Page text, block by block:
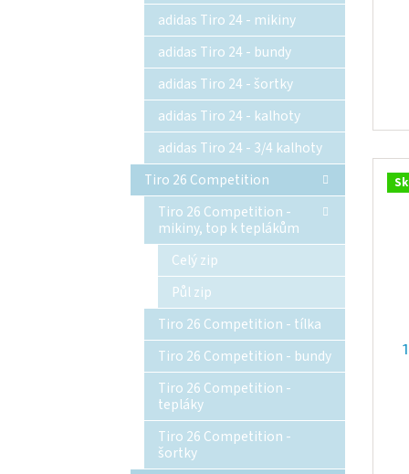
adidas Tiro 24 - mikiny
adidas Tiro 24 - bundy
adidas Tiro 24 - šortky
adidas Tiro 24 - kalhoty
adidas Tiro 24 - 3/4 kalhoty
Tiro 26 Competition
Tiro 26 Competition -
mikiny, top k teplákům
Celý zip
Půl zip
Tiro 26 Competition - tílka
Tiro 26 Competition - bundy
Tiro 26 Competition -
tepláky
Tiro 26 Competition -
šortky